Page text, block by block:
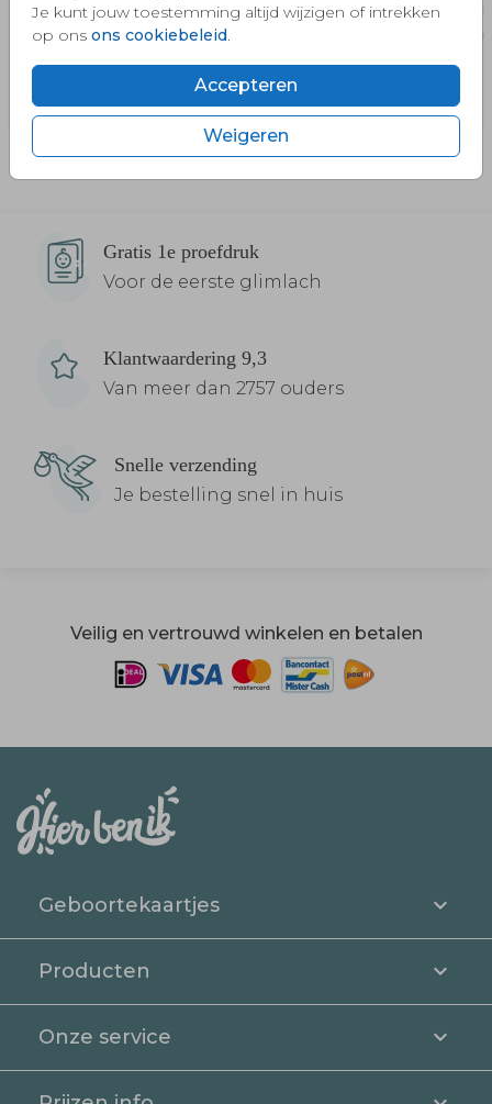
Je kunt jouw toestemming altijd wijzigen of intrekken
op ons ons cookiebeleid.
Accepteren
Weigeren
Gratis 1e proefdruk
Voor de eerste glimlach
Klantwaardering 9,3
Van meer dan 2757 ouders
Snelle verzending
Je bestelling snel in huis
Veilig en vertrouwd winkelen en betalen
Geboortekaartjes
Producten
Onze service